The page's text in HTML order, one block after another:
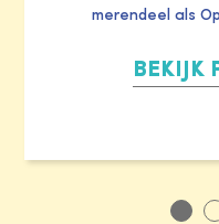
merendeel als
BEKIJK